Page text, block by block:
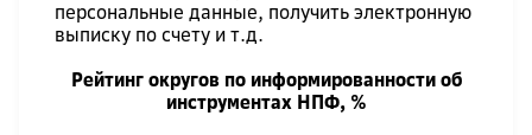
персональные данные, получить электронную
выписку по счету и т.д.
Рейтинг округов по информированности об
инструментах НПФ, %